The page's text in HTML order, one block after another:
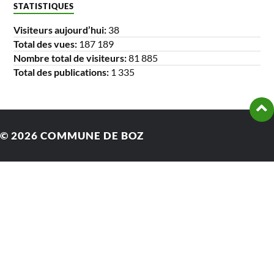
STATISTIQUES
Visiteurs aujourd’hui: 38
Total des vues: 187 189
Nombre total de visiteurs:81 885
Total des publications: 1 335
© 2026 COMMUNE DE BOZ